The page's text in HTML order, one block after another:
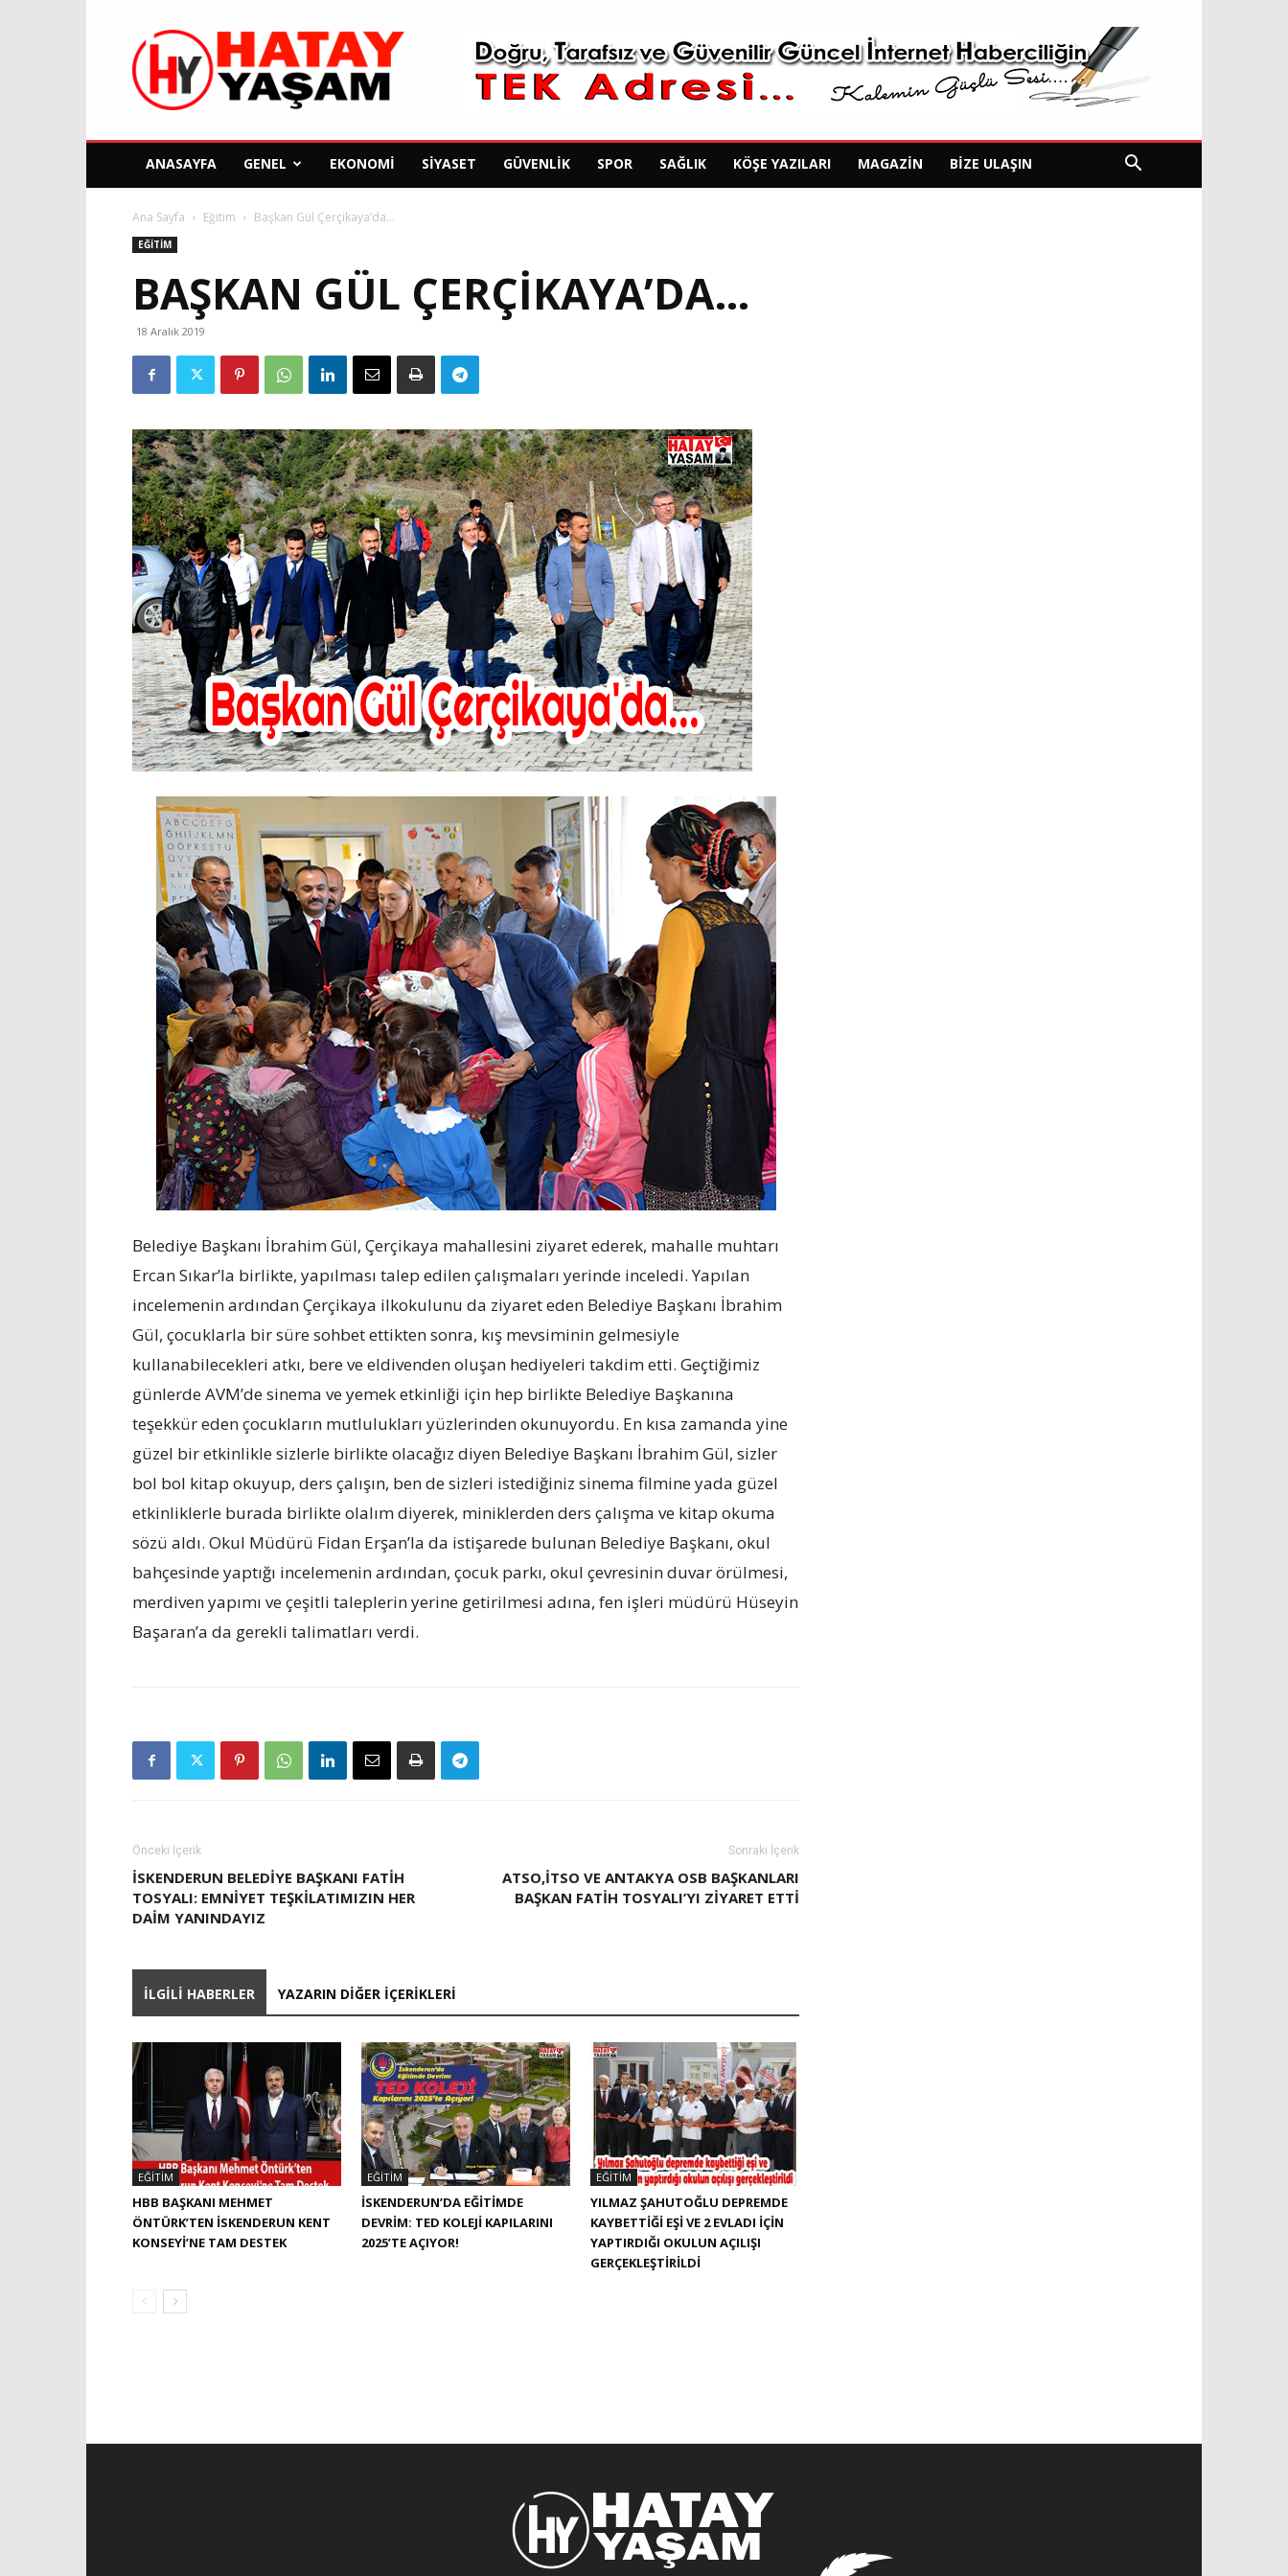
Hatay
Yaşam
Gazetesi
ANASAYFA GENEL EKONOMI SIYASET GÜVENLIK SPOR SAĞLIK KÖŞE YAZILARI MAGAZIN BIZE ULAŞIN
Ana Sayfa Eğitim Başkan Gül Çerçikaya’da…
EĞITIM
BAŞKAN GÜL ÇERÇIKAYA’DA…
18 Aralık 2019
Belediye Başkanı İbrahim Gül, Çerçikaya mahallesini ziyaret ederek, mahalle muhtarı
Ercan Sıkar’la birlikte, yapılması talep edilen çalışmaları yerinde inceledi. Yapılan
incelemenin ardından Çerçikaya ilkokulunu da ziyaret eden Belediye Başkanı İbrahim
Gül, çocuklarla bir süre sohbet ettikten sonra, kış mevsiminin gelmesiyle
kullanabilecekleri atkı, bere ve eldivenden oluşan hediyeleri takdim etti. Geçtiğimiz
günlerde AVM’de sinema ve yemek etkinliği için hep birlikte Belediye Başkanına
teşekkür eden çocukların mutlulukları yüzlerinden okunuyordu. En kısa zamanda yine
güzel bir etkinlikle sizlerle birlikte olacağız diyen Belediye Başkanı İbrahim Gül, sizler
bol bol kitap okuyup, ders çalışın, ben de sizleri istediğiniz sinema filmine yada güzel
etkinliklerle burada birlikte olalım diyerek, miniklerden ders çalışma ve kitap okuma
sözü aldı. Okul Müdürü Fidan Erşan’la da istişarede bulunan Belediye Başkanı, okul
bahçesinde yaptığı incelemenin ardından, çocuk parkı, okul çevresinin duvar örülmesi,
merdiven yapımı ve çeşitli taleplerin yerine getirilmesi adına, fen işleri müdürü Hüseyin
Başaran’a da gerekli talimatları verdi.
Önceki İçerik
İSKENDERUN BELEDİYE BAŞKANI FATİH
TOSYALI: EMNİYET TEŞKİLATIMIZIN HER
DAİM YANINDAYIZ
Sonraki İçerik
ATSO,İTSO VE ANTAKYA OSB BAŞKANLARI
BAŞKAN FATİH TOSYALI’YI ZİYARET ETTİ
İLGILI HABERLER YAZARIN DIĞER İÇERIKLERI
EĞITIM
HBB BAŞKANI MEHMET
ÖNTÜRK’TEN İSKENDERUN KENT
KONSEYI’NE TAM DESTEK
EĞITIM
İSKENDERUN’DA EĞITIMDE
DEVRIM: TED KOLEJI KAPILARINI
2025’TE AÇIYOR!
EĞITIM
YILMAZ ŞAHUTOĞLU DEPREMDE
KAYBETTIĞI EŞI VE 2 EVLADI IÇIN
YAPTIRDIĞI OKULUN AÇILIŞI
GERÇEKLEŞTIRILDI